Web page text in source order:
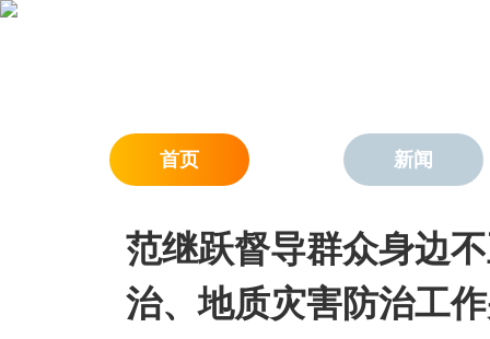
首页 新闻
范继跃督导群众身边
治、地质灾害防治工